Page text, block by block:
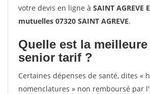
votre devis en ligne à SAINT
mutuelles 07320 SAINT AGREVE.
Quelle est la
senior tarif ?
Certaines dépenses de santé, dites «
nomenclatures » non remboursé par